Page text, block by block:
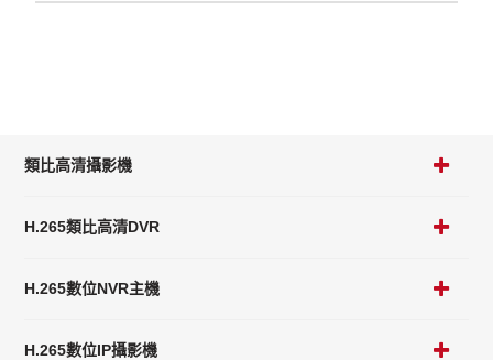
類比高清攝影機
H.265類比高清DVR
H.265數位NVR主機
H.265數位IP攝影機